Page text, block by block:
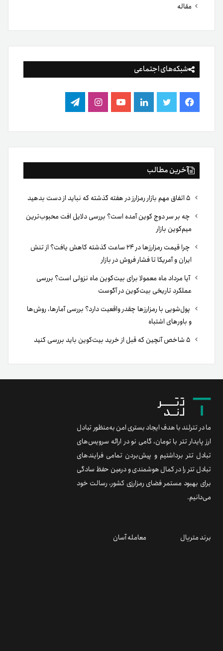
مقاله
شبکه‌های اجتماعی
فیس
بوک
توییتر لینکدینیوتیوباینستاگرام
تلگرام
آخرین مطالب
چه بر سر دوج کوین آمده است؟ بررسی دلایل افت محبوب‌ترین
میم‌کوین بازار
چرا قیمت رمزارزها در ۲۴ ساعت گذشته کاهش یافت؟ از تنش
ایران و آمریکا تا فشار فروش در بازار
آیا مرداد ماه معمولا برای بیت‌کوین ماه نزولی است؟ بررسی
عملکرد تاریخی بیت‌کوین در آگوست
پول‌شویی با رمزارزها چقدر واقعیت دارد؟ بررسی آمارها، روش‌ها
و باورهای اشتباه
ما در تترلند با هدف ایجاد بستری امن به‌منظور تبادل
ارز پایدار تتر با تومان، گامی نو در ارائه سرویس‌های
تبادل تتر برداشتیم و پیش‌بردن تمامی فرایندهای
تبادل تتر را در کمال هوشمندی و درعین حفظ سادگی
برای بهبود مستمر فضای رمزارزی کشور، رسالت خود
می‌دانیم.
برند متریال معامله آسان